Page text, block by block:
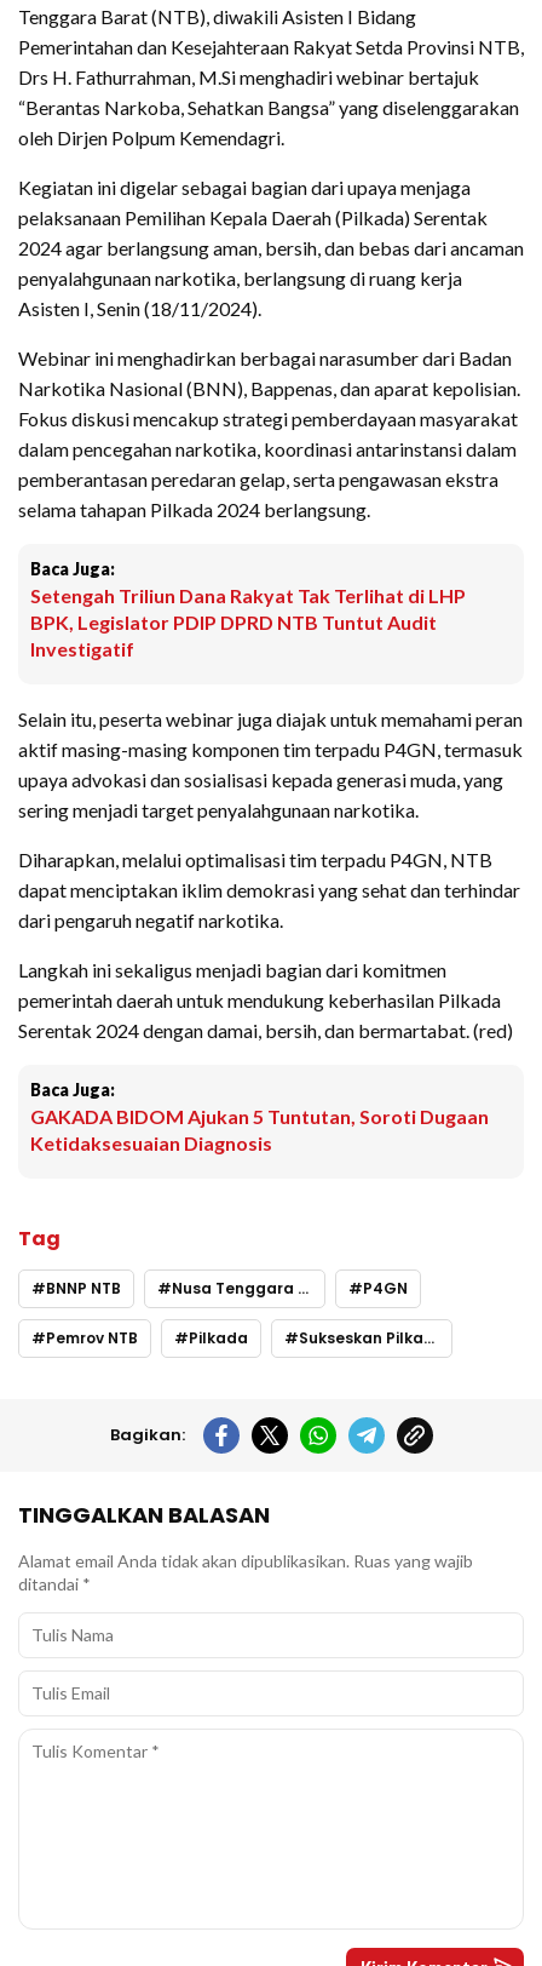
Tenggara Barat (NTB), diwakili Asisten I Bidang
Pemerintahan dan Kesejahteraan Rakyat Setda Provinsi NTB,
Drs H. Fathurrahman, M.Si menghadiri webinar bertajuk
“Berantas Narkoba, Sehatkan Bangsa” yang diselenggarakan
oleh Dirjen Polpum Kemendagri.
Kegiatan ini digelar sebagai bagian dari upaya menjaga
pelaksanaan Pemilihan Kepala Daerah (Pilkada) Serentak
2024 agar berlangsung aman, bersih, dan bebas dari ancaman
penyalahgunaan narkotika, berlangsung di ruang kerja
Asisten I, Senin (18/11/2024).
Webinar ini menghadirkan berbagai narasumber dari Badan
Narkotika Nasional (BNN), Bappenas, dan aparat kepolisian.
Fokus diskusi mencakup strategi pemberdayaan masyarakat
dalam pencegahan narkotika, koordinasi antarinstansi dalam
pemberantasan peredaran gelap, serta pengawasan ekstra
selama tahapan Pilkada 2024 berlangsung.
Baca Juga:
Setengah Triliun Dana Rakyat Tak Terlihat di LHP
BPK, Legislator PDIP DPRD NTB Tuntut Audit
Investigatif
Selain itu, peserta webinar juga diajak untuk memahami peran
aktif masing-masing komponen tim terpadu P4GN, termasuk
upaya advokasi dan sosialisasi kepada generasi muda, yang
sering menjadi target penyalahgunaan narkotika.
Diharapkan, melalui optimalisasi tim terpadu P4GN, NTB
dapat menciptakan iklim demokrasi yang sehat dan terhindar
dari pengaruh negatif narkotika.
Langkah ini sekaligus menjadi bagian dari komitmen
pemerintah daerah untuk mendukung keberhasilan Pilkada
Serentak 2024 dengan damai, bersih, dan bermartabat. (red)
Baca Juga:
GAKADA BIDOM Ajukan 5 Tuntutan, Soroti Dugaan
Ketidaksesuaian Diagnosis
Tag
BNNP NTB Nusa Tenggara Barat P4GN
Pemrov NTB Pilkada Sukseskan Pilkada 2024
Bagikan:
TINGGALKAN BALASAN
Alamat email Anda tidak akan dipublikasikan. Ruas yang wajib
ditandai *